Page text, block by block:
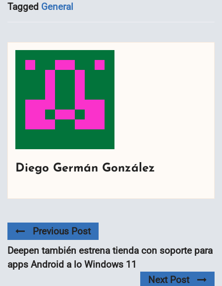
Tagged General
Diego Germán González
Previous Post
Deepen también estrena tienda con soporte para
apps Android a lo Windows 11
Next Post